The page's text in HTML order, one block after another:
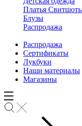
Платья
Блузы
Распродажа
Распродажа
Сертификаты
Лукбуки
Наши материалы
Магазины